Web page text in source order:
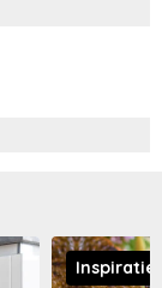
Inspiratie